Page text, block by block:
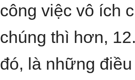
công việc vô ích
chúng thì hơn,
đó, là những